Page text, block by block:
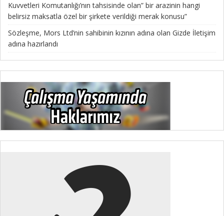
Kuvvetleri Komutanlığı’nın tahsisinde olan” bir arazinin hangi
belirsiz maksatla özel bir şirkete verildiği merak konusu”
Sözleşme, Mors Ltd’nin sahibinin kızının adına olan Gizde İletişim
adına hazırlandı